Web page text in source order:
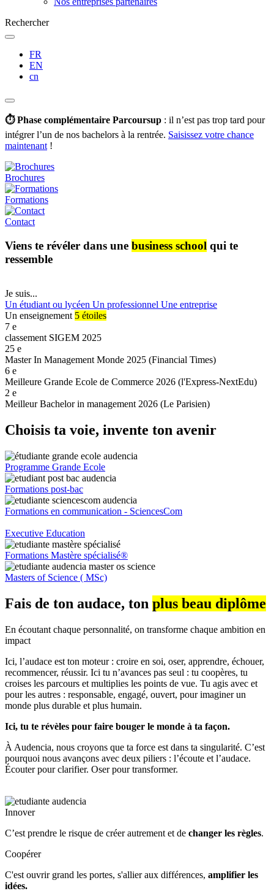
Rechercher
FR
EN
cn
⏱️ Phase complémentaire Parcoursup : il n’est pas trop tard pour
intégrer l’un de nos bachelors à la rentrée. Saisissez votre chance
maintenant !
Brochures
Formations
Contact
Viens te révéler dans une business school qui te
ressemble
Je suis...
Un étudiant ou lycéen Un professionnel Une entreprise
Un enseignement 5 étoiles
7 e
classement SIGEM 2025
25 e
Master In Management Monde 2025 (Financial Times)
6 e
Meilleure Grande Ecole de Commerce 2026 (l'Express-NextEdu)
2 e
Meilleur Bachelor in management 2026 (Le Parisien)
Choisis ta voie, invente ton avenir
Programme Grande Ecole
Formations post-bac
Formations en communication - SciencesCom
Executive Education
Formations Mastère spécialisé®
Masters of Science ( MSc)
Fais de ton audace, ton plus beau diplôme
En écoutant chaque personnalité, on transforme chaque ambition en
impact
Ici, l’audace est ton moteur : croire en soi, oser, apprendre, échouer,
recommencer, réussir. Ici tu n’avances pas seul : tu coopères, tu
croises les parcours et multiplies les points de vue. Tu agis avec et
pour les autres : responsable, engagé, ouvert, pour imaginer un
monde plus durable et plus humain.
Ici, tu te révèles pour faire bouger le monde à ta façon.
À Audencia, nous croyons que ta force est dans ta singularité. C’est
pourquoi nous avançons avec deux piliers : l’écoute et l’audace.
Écouter pour clarifier. Oser pour transformer.
Innover
C’est prendre le risque de créer autrement et de changer les règles.
Coopérer
C'est ouvrir grand les portes, s'allier aux différences, amplifier les
idées.